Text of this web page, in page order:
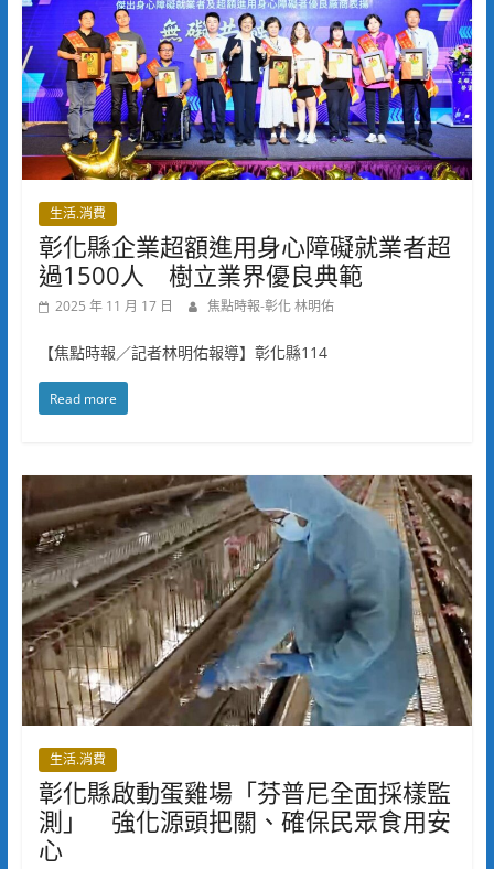
生活.消費
彰化縣企業超額進用身心障礙就業者超
過1500人 樹立業界優良典範
2025 年 11 月 17 日 焦點時報-彰化 林明佑
【焦點時報／記者林明佑報導】彰化縣114
Read more
生活.消費
彰化縣啟動蛋雞場「芬普尼全面採樣監
測」 強化源頭把關、確保民眾食用安
心